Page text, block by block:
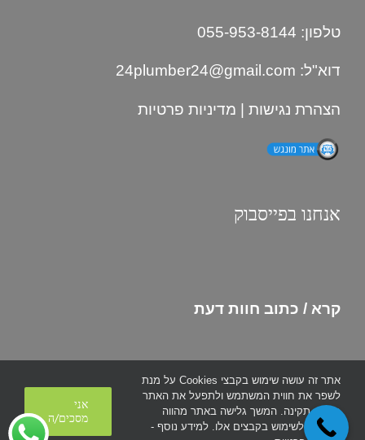
טלפון: 055-953-8144
דוא"ל: 24plumber24@gmail.com
הצהרת נגישות מדיניות פרטיות
אנחנו בפייסבוק
קרא / כתוב חוות דעת
כל הזכויות שמורות © אינסטלטור הקריות
אתר זה עושה שימוש בקבצי Cookies על מנת
לשפר את חווית המשתמש ולתפעל את האתר
בצורה תקינה. המשך גלישה באתר מהווה
הסכמה לשימוש בקבצים אלו. למידע נוסף -
אני
מסכים/ה